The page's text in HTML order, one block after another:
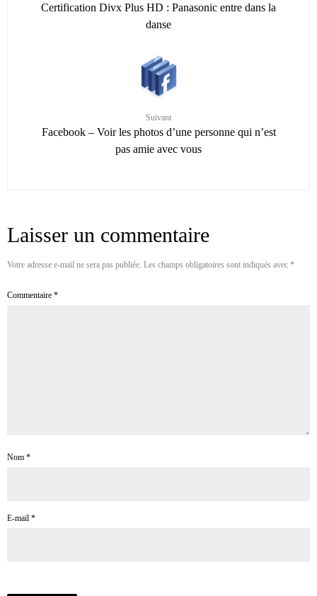
Certification Divx Plus HD : Panasonic entre dans la
danse
Suivant
Facebook – Voir les photos d’une personne qui n’est
pas amie avec vous
Laisser un commentaire
Votre adresse e-mail ne sera pas publiée. Les champs obligatoires sont indiqués avec *
Commentaire *
Nom *
E-mail *